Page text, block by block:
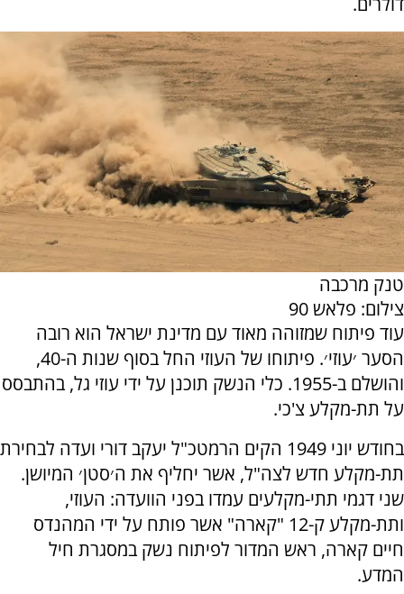
טנק מרכבה
צילום: פלאש 90
עוד פיתוח שמזוהה מאוד עם מדינת ישראל הוא רובה
הסער ׳עוזי׳. פיתוחו של העוזי החל בסוף שנות ה-40,
והושלם ב-1955. כלי הנשק תוכנן על ידי עוזי גל, בהתבסס
על תת-מקלע צ'כי.
בחודש יוני 1949 הקים הרמטכ"ל יעקב דורי ועדה לבחירת
תת-מקלע חדש לצה"ל, אשר יחליף את ה׳סטן׳ המיושן.
שני דגמי תתי-מקלעים עמדו בפני הוועדה: העוזי,
ותת-מקלע ק-12 "קארה" אשר פותח על ידי המהנדס
חיים קארה, ראש המדור לפיתוח נשק במסגרת חיל
המדע.